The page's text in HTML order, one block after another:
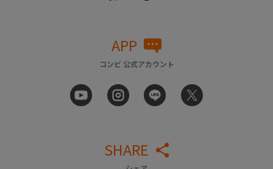
APP
コンビ 公式アカウント
SHARE